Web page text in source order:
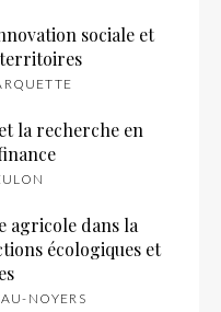
sociale et
la recherche en
agricole dans la
écologiques et
NOYERS